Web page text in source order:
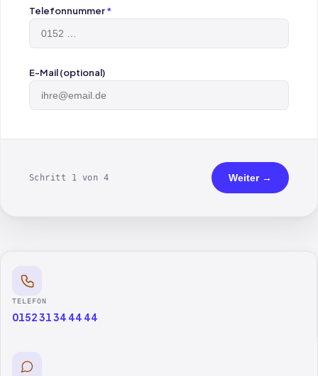
Telefonnummer*
E-Mail (optional)
Schritt 1 von 4 Weiter →
TELEFON
0152 31 34 44 44